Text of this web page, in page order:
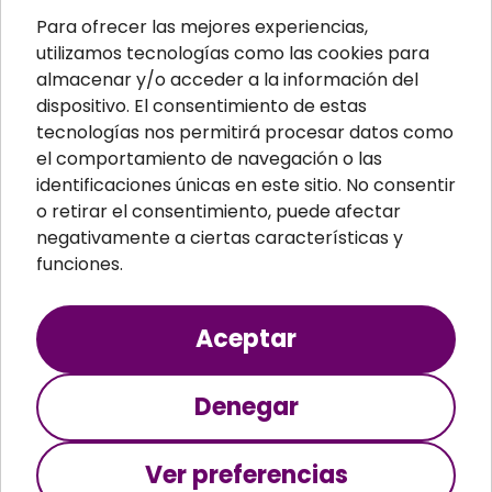
Para ofrecer las mejores experiencias,
utilizamos tecnologías como las cookies para
almacenar y/o acceder a la información del
dispositivo. El consentimiento de estas
tecnologías nos permitirá procesar datos como
el comportamiento de navegación o las
identificaciones únicas en este sitio. No consentir
o retirar el consentimiento, puede afectar
negativamente a ciertas características y
funciones.
Aceptar
Denegar
Ver preferencias
Material ignífugo aislante
Paneles aislantes
Masillas para pared
Paneles sandwich
Perfiles
Teopsa S.A. © 2024 Todos los derechos
reservados
Aviso legal
Política de cookies
Política de privacidad
Términos y condiciones